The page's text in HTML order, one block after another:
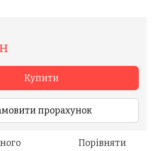
Купити
прорахунок
Порівняти